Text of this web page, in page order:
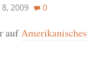
2009 0
aufAmerikanisches